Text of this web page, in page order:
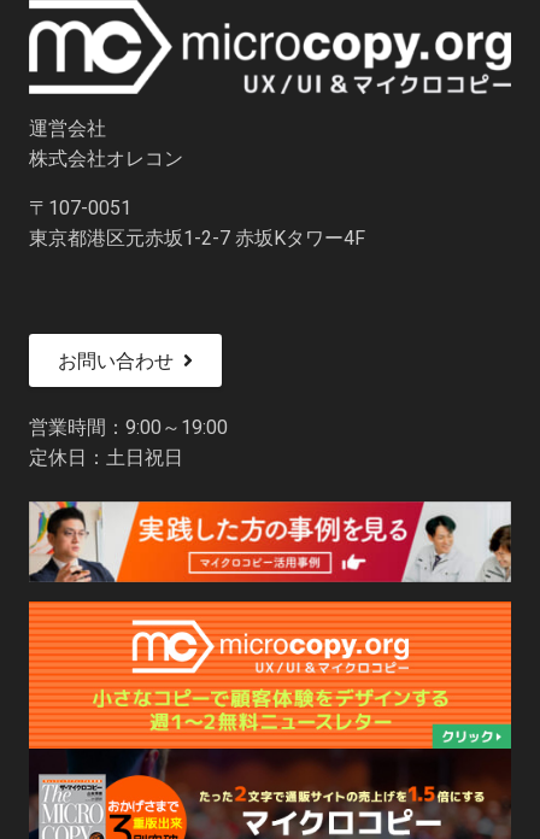
運営会社
株式会社オレコン
〒107-0051
東京都港区元赤坂1-2-7 赤坂Kタワー4F
お問い合わせ
営業時間：9:00～19:00
定休日：土日祝日